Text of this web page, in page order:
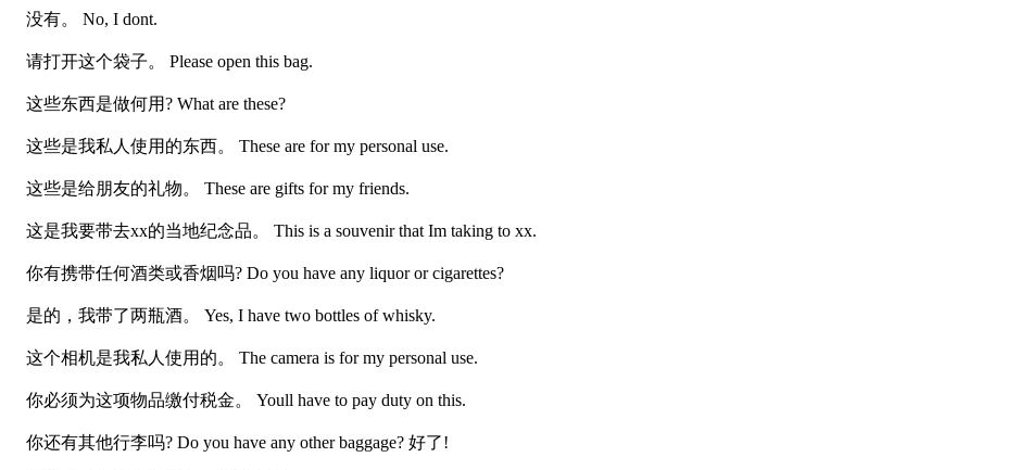
没有。 No, I dont.
请打开这个袋子。 Please open this bag.
这些东西是做何用? What are these?
这些是我私人使用的东西。 These are for my personal use.
这些是给朋友的礼物。 These are gifts for my friends.
这是我要带去xx的当地纪念品。 This is a souvenir that Im taking to xx.
你有携带任何酒类或香烟吗? Do you have any liquor or cigarettes?
是的，我带了两瓶酒。 Yes, I have two bottles of whisky.
这个相机是我私人使用的。 The camera is for my personal use.
你必须为这项物品缴付税金。 Youll have to pay duty on this.
你还有其他行李吗? Do you have any other baggage? 好了!